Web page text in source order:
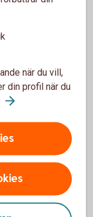
behov. Vilken
Läs
kom igång.
när du vill,
din profil när du